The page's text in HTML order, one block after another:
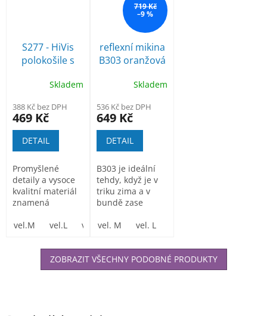
S277 - HiVis
polokošile s
rukávy a
pruhy
Skladem
388 Kč bez DPH
469 Kč
DETAIL
Promyšlené
detaily a vysoce
kvalitní materiál
znamená
pohodlné
vel.M vel.L vel.XL vel. XXL
719 Kč
–9 %
reflexní mikina
B303 oranžová
Skladem
536 Kč bez DPH
649 Kč
DETAIL
B303 je ideální
tehdy, když je v
triku zima a v
bundě zase
vel. M
vel. L
ZOBRAZIT VŠECHNY PODOBNÉ PRODUKTY